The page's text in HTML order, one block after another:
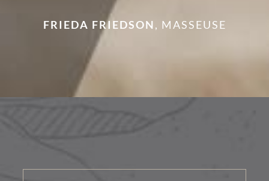
FRIEDA FRIEDSON, MASSEUSE